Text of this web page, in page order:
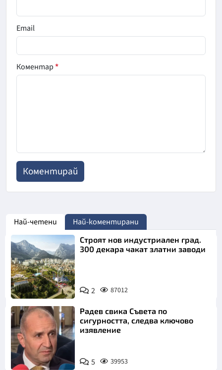
Email
Коментар*
Най-четени Най-коментирани
Строят нов индустриален град.
300 декара чакат златни заводи
2 87012
Радев свика Съвета по
сигурността, следва ключово
изявление
5 39953